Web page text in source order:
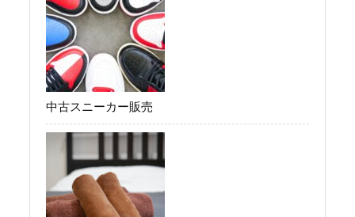
中古スニーカー販売